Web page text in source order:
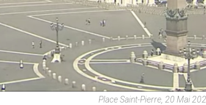
Place Saint-Pierre, 20 Mai